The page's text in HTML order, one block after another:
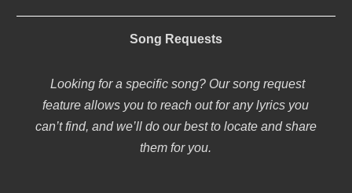
Song Requests
Looking for a specific song? Our song request
feature allows you to reach out for any lyrics you
can’t find, and we’ll do our best to locate and share
them for you.